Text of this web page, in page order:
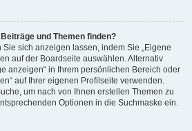
und Themen finden?
Sie sich anzeigen lassen, indem Sie „Eigene
auf der Boardseite auswählen. Alternativ
anzeigen“ in Ihrem persönlichen Bereich oder
auf Ihrer eigenen Profilseite verwenden.
um nach von Ihnen erstellen Themen zu
Optionen in die Suchmaske ein.